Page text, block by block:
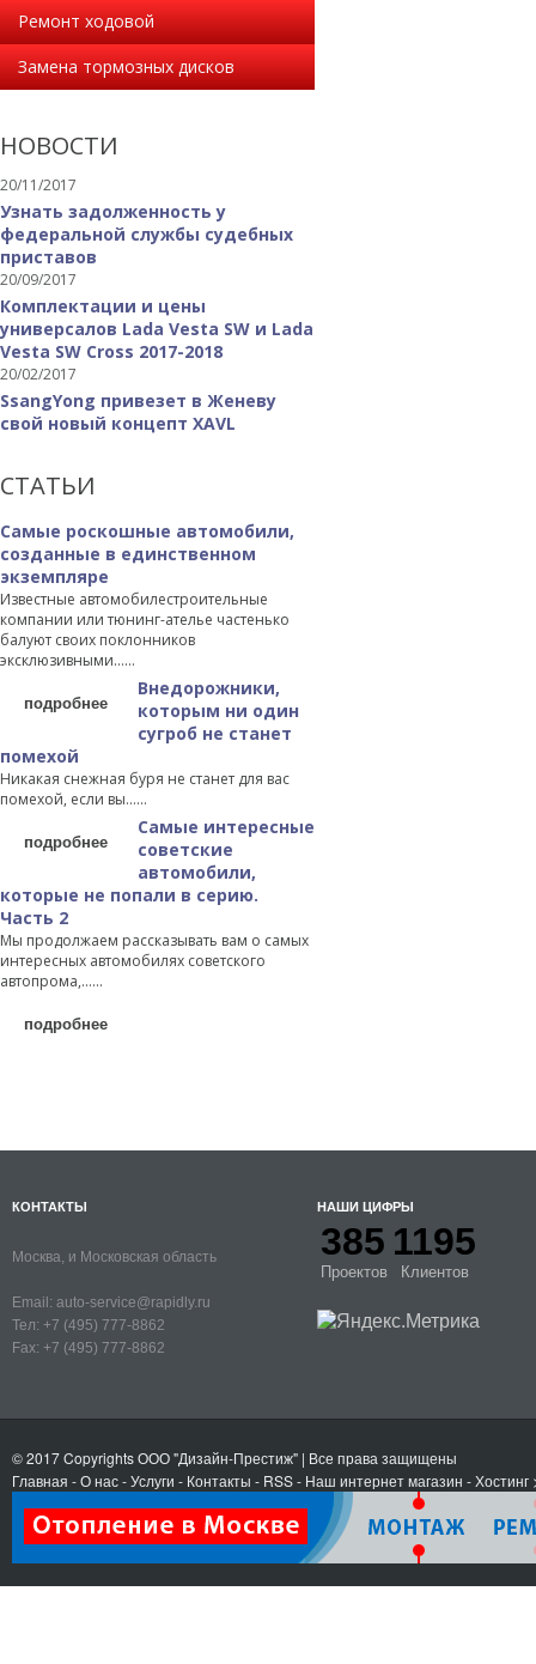
Ремонт ходовой
Замена тормозных дисков
НОВОСТИ
20/11/2017
Узнать задолженность у
федеральной службы судебных
приставов
20/09/2017
Комплектации и цены
универсалов Lada Vesta SW и Lada
Vesta SW Cross 2017-2018
20/02/2017
SsangYong привезет в Женеву
свой новый концепт XAVL
СТАТЬИ
Самые роскошные автомобили,
созданные в единственном
экземпляре
Известные автомобилестроительные
компании или тюнинг-ателье частенько
балуют своих поклонников
эксклюзивными…...
подробнее
Внедорожники,
которым ни один
сугроб не станет
помехой
Никакая снежная буря не станет для вас
помехой, если вы…...
подробнее
Самые интересные
советские
автомобили,
которые не попали в серию.
Часть 2
Мы продолжаем рассказывать вам о самых
интересных автомобилях советского
автопрома,…...
подробнее
КОНТАКТЫ
Москва, и Московская область
Email: auto-service@rapidly.ru
Тел: +7 (495) 777-8862
Fax: +7 (495) 777-8862
НАШИ ЦИФРЫ
385
Проектов
1195
Клиентов
© 2017 CopyrightsООО "Дизайн-Престиж" | Все права защищены
Главная -О нас-Услуги - Контакты - RSS- Наш интернет магазин -Хостинг